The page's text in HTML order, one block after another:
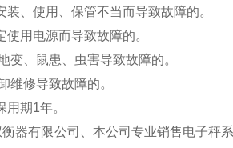
装、使用、保管不当而导致故障的。
使用电源而导致故障的。
变、鼠患、虫害导致故障的。
维修导致故障的。
用期1年。
衡器有限公司、本公司专业销售电子秤